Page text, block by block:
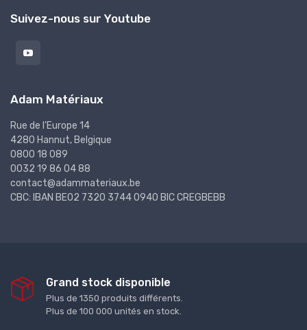
Suivez-nous sur Youtube
Adam Matériaux
Rue de l'Europe 14
4280 Hannut, Belgique
0800 18 089
0032 19 86 04 88
contact@adammateriaux.be
CBC: IBAN BE02 7320 3744 0940 BIC CREGBEBB
Grand stock disponible
Plus de 1350 produits différents.
Plus de 100 000 unités en stock.